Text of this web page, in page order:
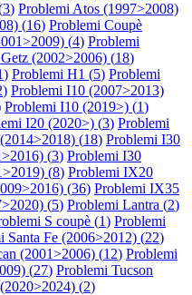
3) Problemi Atos (1997>2008)
(16) Problemi Coupè
(4) Problemi
(2002>2006) (18)
) Problemi H1 (5) Problemi
) Problemi I10 (2007>2013)
Problemi I10 (2019>) (1)
I20 (2020>) (3) Problemi
(18) Problemi I30
(3) Problemi I30
(8) Problemi IX20
(36) Problemi IX35
(5) Problemi Lantra (2)
S coupè (1) Problemi
Santa Fe (2006>2012) (22)
(2001>2006) (12) Problemi
(27) Problemi Tucson
(2)